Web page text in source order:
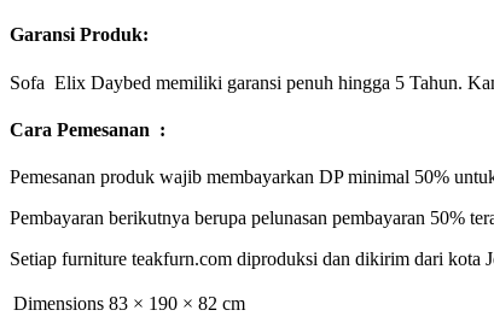
Garansi Produk:
Sofa Elix Daybed memiliki garansi penuh hingga 5 Tahun.
Cara Pemesanan :
Pemesanan produk wajib membayarkan DP minimal 50%
Pembayaran berikutnya berupa pelunasan pembayaran 50%
Setiap furniture teakfurn.com diproduksi dan dikirim dari kota
Dimensions 83 × 190 × 82 cm